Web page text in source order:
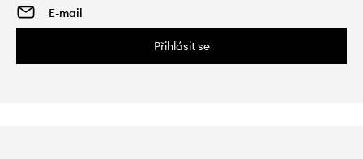
Přihlásit se